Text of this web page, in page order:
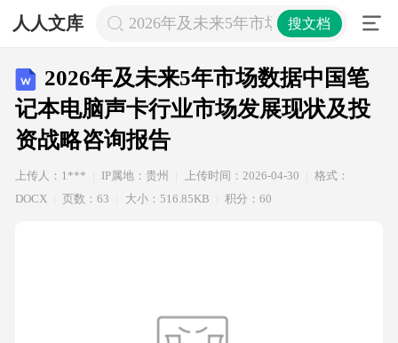
人人文库 2026年及未来5年市场数据中国笔记
搜文档
2026年及未来5年市场数据中国笔
记本电脑声卡行业市场发展现状及投
资战略咨询报告
上传人：1*** IP属地：贵州 上传时间：2026-04-30
格式：
DOCX
页数：63 大小：516.85KB 积分：60